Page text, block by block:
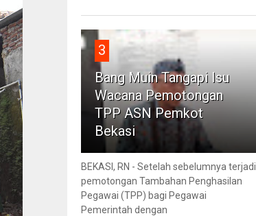
3
Bang Muin Tangapi Isu
Wacana Pemotongan
TPP ASN Pemkot
Bekasi
BEKASI, RN - Setelah sebelumnya terjadi
pemotongan Tambahan Penghasilan
Pegawai (TPP) bagi Pegawai
Pemerintah dengan